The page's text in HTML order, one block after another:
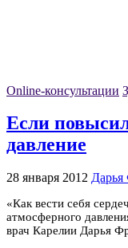
Online-консультации
Если
давление
28 января 2012 Дарья
«Как вести себя
атмосферного
врач Карелии Дарья